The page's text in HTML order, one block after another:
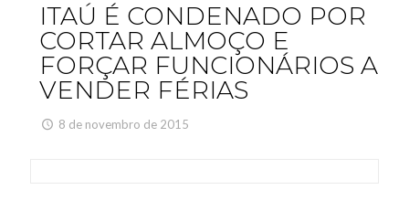
ITAÚ É CONDENADO POR
CORTAR ALMOÇO E
FORÇAR FUNCIONÁRIOS A
VENDER FÉRIAS
8 de novembro de 2015